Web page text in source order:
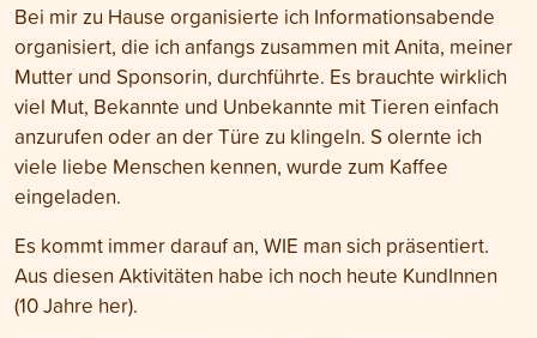
Bei mir zu Hause organisierte ich Informationsabende
organisiert, die ich anfangs zusammen mit Anita, meiner
Mutter und Sponsorin, durchführte. Es brauchte wirklich
viel Mut, Bekannte und Unbekannte mit Tieren einfach
anzurufen oder an der Türe zu klingeln. S olernte ich
viele liebe Menschen kennen, wurde zum Kaffee
eingeladen.
Es kommt immer darauf an, WIE man sich präsentiert.
Aus diesen Aktivitäten habe ich noch heute KundInnen
(10 Jahre her).